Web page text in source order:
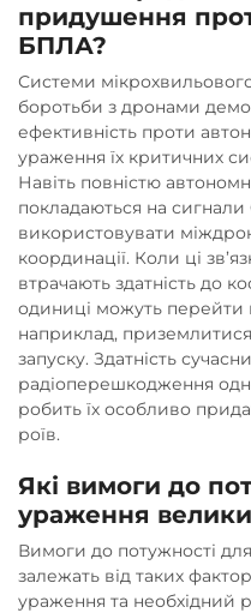
придушення
БПЛА?
Системи
боротьби з дронами
ефективність проти
ураження їх критичних
Навіть повністю
покладаються на сигнали
використовувати
координації. Коли ці
втрачають здатність до
одиниці можуть
наприклад,
запуску. Здатність
радіоперешкодження
робить їх особливо
роїв.
Які вимоги до
ураження
Вимоги до потужності
залежать від таких
ураження та необхідний